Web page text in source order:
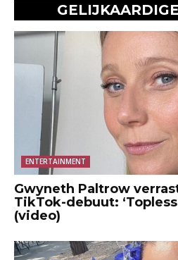
ENTERTAINMENT
Gwyneth Paltrow
TikTok-debuut:
(video)